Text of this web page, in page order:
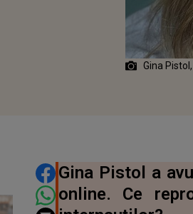
Gina
DISTRIBUIE
Gina Pistol a
online. Ce